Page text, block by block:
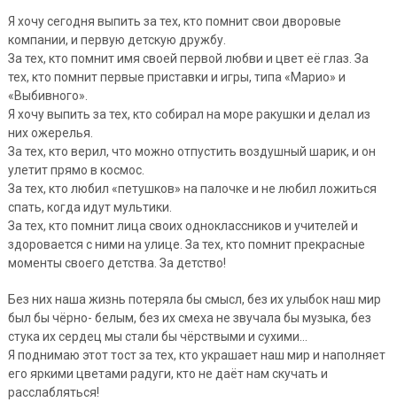
Я хочу сегодня выпить за тех, кто помнит свои дворовые
компании, и первую детскую дружбу.
За тех, кто помнит имя своей первой любви и цвет её глаз. За
тех, кто помнит первые приставки и игры, типа «Марио» и
«Выбивного».
Я хочу выпить за тех, кто собирал на море ракушки и делал из
них ожерелья.
За тех, кто верил, что можно отпустить воздушный шарик, и он
улетит прямо в космос.
За тех, кто любил «петушков» на палочке и не любил ложиться
спать, когда идут мультики.
За тех, кто помнит лица своих одноклассников и учителей и
здоровается с ними на улице. За тех, кто помнит прекрасные
моменты своего детства. За детство!
Без них наша жизнь потеряла бы смысл, без их улыбок наш мир
был бы чёрно- белым, без их смеха не звучала бы музыка, без
стука их сердец мы стали бы чёрствыми и сухими…
Я поднимаю этот тост за тех, кто украшает наш мир и наполняет
его яркими цветами радуги, кто не даёт нам скучать и
расслабляться!